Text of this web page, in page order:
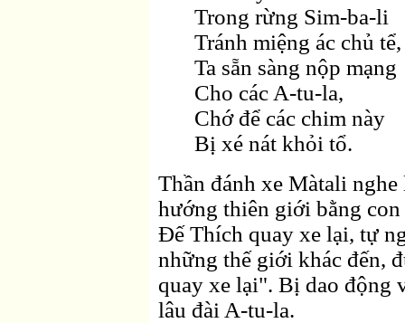
Trong rừng Sim-ba-li
Tránh miệng ác chủ tể,
Ta sẵn sàng nộp mạng
Cho các A-tu-la,
Chớ để các chim này
Bị xé nát khỏi tổ.
Thần đánh xe Màtali
hướng thiên giới bằng
Ðế Thích quay xe lại, tự
những thế giới khác đến,
quay xe lại". Bị dao động
lâu đài A-tu-la.